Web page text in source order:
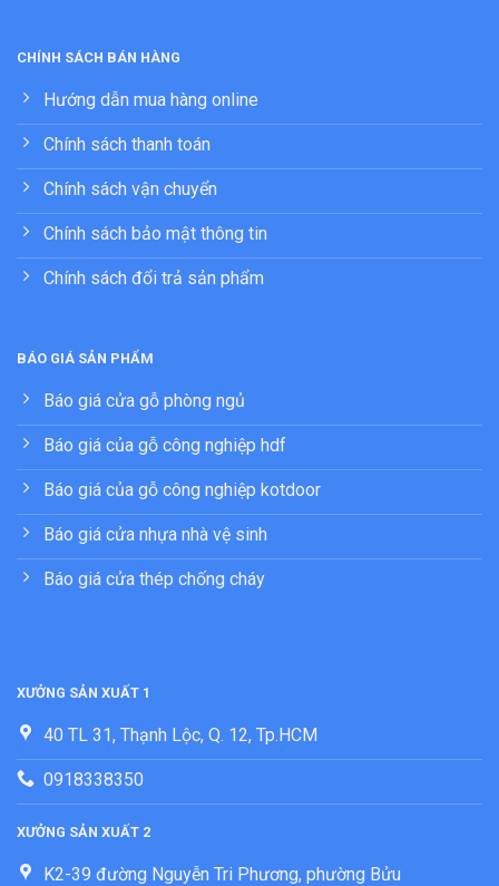
CHÍNH SÁCH BÁN HÀNG
Hướng dẫn mua hàng online
Chính sách thanh toán
Chính sách vận chuyển
Chính sách bảo mật thông tin
Chính sách đổi trả sản phẩm
BÁO GIÁ SẢN PHẨM
Báo giá cửa gỗ phòng ngủ
Báo giá của gỗ công nghiệp hdf
Báo giá của gỗ công nghiệp kotdoor
Báo giá cửa nhựa nhà vệ sinh
Báo giá cửa thép chống cháy
XƯỞNG SẢN XUẤT 1
40 TL 31, Thạnh Lộc, Q. 12, Tp.HCM
0918338350
XƯỞNG SẢN XUẤT 2
K2-39 đường Nguyễn Tri Phương, phường Bửu